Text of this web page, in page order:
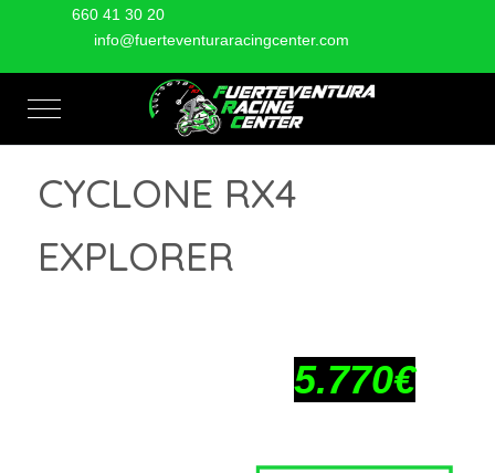
660 41 30 20
info@fuerteventuraracingcenter.com
Mobile Menu Toggle
CYCLONE RX4
EXPLORER
5.770€